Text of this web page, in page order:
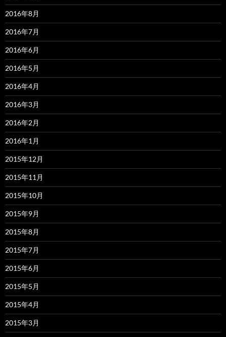
2016年8月
2016年7月
2016年6月
2016年5月
2016年4月
2016年3月
2016年2月
2016年1月
2015年12月
2015年11月
2015年10月
2015年9月
2015年8月
2015年7月
2015年6月
2015年5月
2015年4月
2015年3月